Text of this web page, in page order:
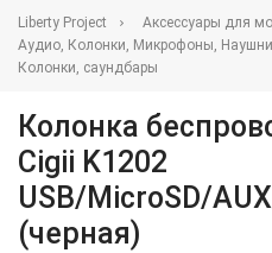
Liberty Project
Аксессуары для
Аудио, Колонки, Микрофоны,
Колонки, саундбары
Колонка
Cigii K1202
USB/MicroSD/
(черная)